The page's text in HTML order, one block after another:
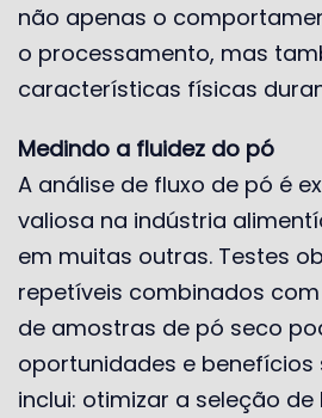
não apenas o
o processamento, mas
características físicas
Medindo a fluidez do pó
A análise de fluxo de pó é
valiosa na indústria
em muitas outras. Testes
repetíveis combinados
de amostras de pó seco
oportunidades e benefícios
inclui: otimizar a seleção